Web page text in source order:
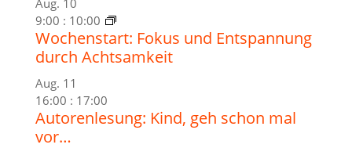
9:00 : 10:00
Wochenstart: Fokus und Entspannung
durch Achtsamkeit
Aug. 11
16:00 : 17:00
Autorenlesung: Kind, geh schon mal
vor…